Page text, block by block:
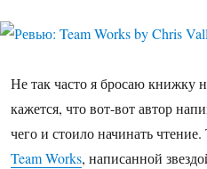
Не так часто я бросаю книжку
кажется, что вот-вот автор
чего и стоило начинать
Team Works, написанной